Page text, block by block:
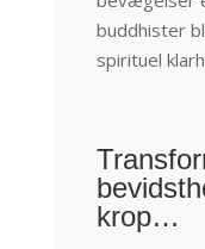
buddhister
spirituel
krop…